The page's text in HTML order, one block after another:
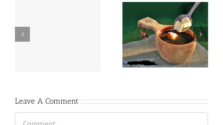
19 unikaalset
kohvijooki
Leave A Comment
Comment